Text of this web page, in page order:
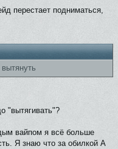
перестает подниматься,
"вытягивать"?
вайпом я всё больше
Я знаю что за обилкой А